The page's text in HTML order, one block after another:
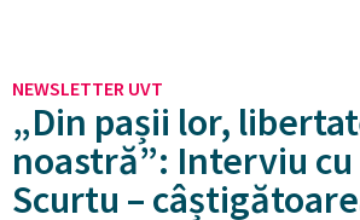
NEWSLETTER UVT
„Din pașii lor,
noastră”: Interviu cu
Scurtu –